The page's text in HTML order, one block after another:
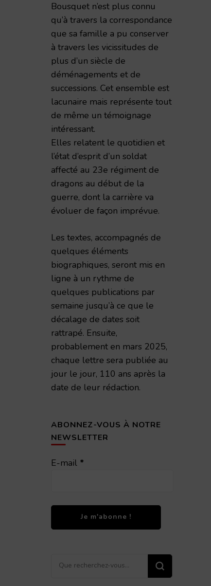
Bousquet n’est plus connu
qu’à travers la correspondance
que sa famille a pu conserver
à travers les vicissitudes de
plus d’un siècle de
déménagements et de
successions. Cet ensemble est
lacunaire mais représente tout
de même un témoignage
intéressant.
Elles relatent le quotidien et
l’état d’esprit d’un soldat
affecté au 23e régiment de
dragons au début de la
guerre, dont la carrière va
évoluer de façon imprévue.
Les textes, accompagnés de
quelques éléments
biographiques, seront mis en
ligne à un rythme de
quelques publications par
semaine jusqu’à ce que le
décalage de dates soit
rattrapé. Ensuite,
probablement en mars 2025,
chaque lettre sera publiée au
jour le jour, 110 ans après la
date de leur rédaction.
ABONNEZ-VOUS À NOTRE
NEWSLETTER
E-mail *
Vous